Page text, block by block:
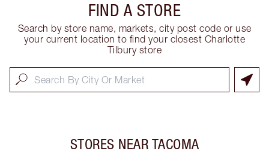
FIND A STORE
Search by store name, markets, city post code or use
your current location to find your closest Charlotte
Tilbury store
STORES NEAR TACOMA